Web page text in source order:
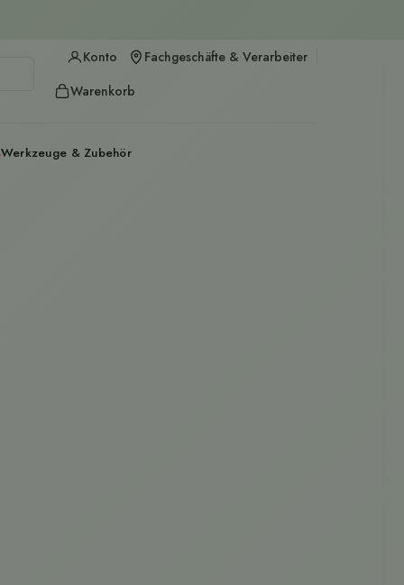
Werkzeuge & Zubehör
Kundenkontoseite öffnen
Konto Fachgeschäfte & Verarbeiter
Warenkorb öffnen
Warenkorb